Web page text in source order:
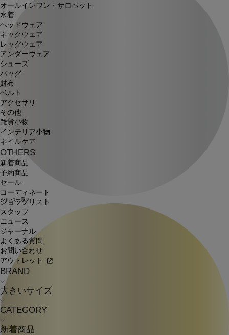
オールインワン・サロペット
水着
ヘッドウェア
ネックウェア
レッグウェア
アンダーウェア
シューズ
バッグ
財布
ベルト
アクセサリ
その他
雑貨小物
インテリア小物
ネイルケア
OTHERS
新着商品
予約商品
セール
コーディネート
ショップリスト
スタッフ
ニュース
ジャーナル
よくある質問
お問い合わせ
アウトレット
BRAND
大きいサイズ
CATEGORY
新着商品
シルバー系